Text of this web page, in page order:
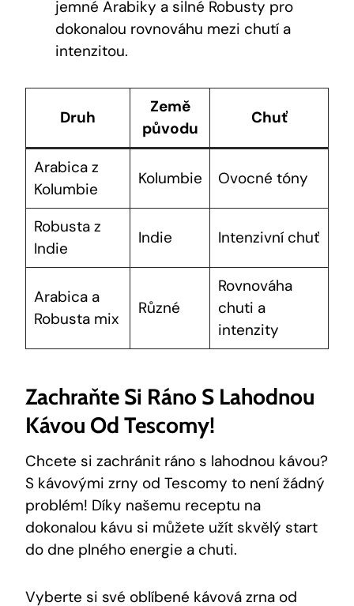
jemné Arabiky a silné Robusty pro
dokonalou rovnováhu mezi chutí a
intenzitou.
Druh
Země
původu
Chuť
Arabica z
Kolumbie
Kolumbie Ovocné tóny
Robusta z
Indie
Indie Intenzivní chuť
Arabica a
Robusta mix
Různé
Rovnováha
chuti a
intenzity
Zachraňte Si Ráno S Lahodnou
Kávou Od Tescomy!
Chcete si zachránit ráno s lahodnou kávou?
S kávovými zrny od Tescomy to není žádný
problém! Díky našemu receptu na
dokonalou kávu si můžete užít skvělý start
do dne plného energie a chuti.
Vyberte si své oblíbené kávová zrna od